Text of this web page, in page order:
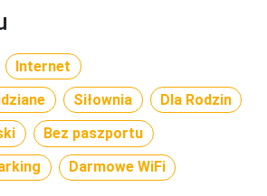
W JĘZYKU POLSKIM
Internet
Siłownia
Dla Rodzin
Bez paszportu
Darmowe WiFi